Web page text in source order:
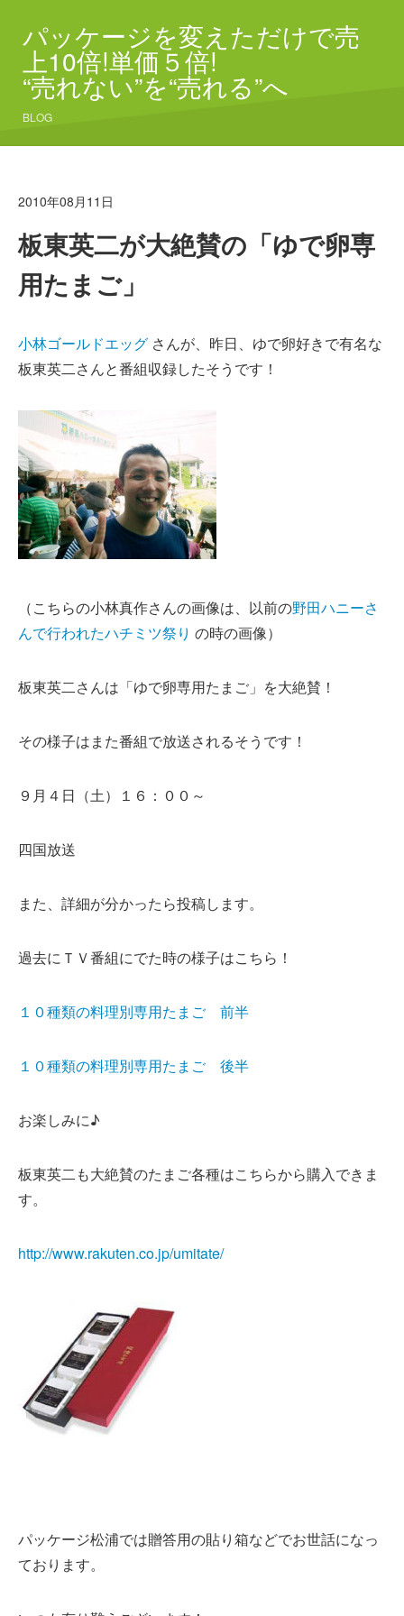
パッケージを変えただけで売
上10倍!単価５倍!
“売れない”を“売れる”へ
BLOG
2010年08月11日
板東英二が大絶賛の「ゆで卵専
用たまご」
小林ゴールドエッグ さんが、昨日、ゆで卵好きで有名な
板東英二さんと番組収録したそうです！
（こちらの小林真作さんの画像は、以前の野田ハニーさ
んで行われたハチミツ祭り の時の画像）
板東英二さんは「ゆで卵専用たまご」を大絶賛！
その様子はまた番組で放送されるそうです！
９月４日（土）１６：００～
四国放送
また、詳細が分かったら投稿します。
過去にＴＶ番組にでた時の様子はこちら！
１０種類の料理別専用たまご 前半
１０種類の料理別専用たまご 後半
お楽しみに♪
板東英二も大絶賛のたまご各種はこちらから購入できま
す。
http://www.rakuten.co.jp/umitate/
パッケージ松浦では贈答用の貼り箱などでお世話になっ
ております。